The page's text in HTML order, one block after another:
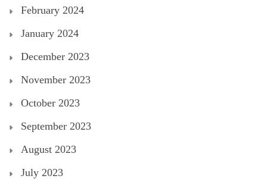
February 2024
January 2024
December 2023
November 2023
October 2023
September 2023
August 2023
July 2023